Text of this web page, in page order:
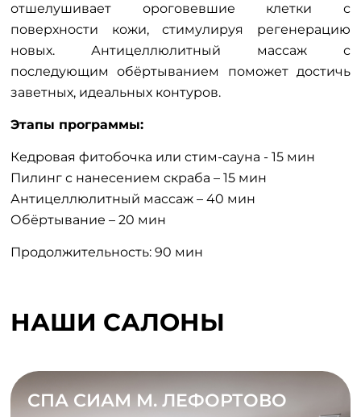
отшелушивает ороговевшие клетки с
поверхности кожи, стимулируя регенерацию
новых. Антицеллюлитный массаж с
последующим обёртыванием поможет достичь
заветных, идеальных контуров.
Этапы программы:
Кедровая фитобочка или стим-сауна - 15 мин
Пилинг с нанесением скраба – 15 мин
Антицеллюлитный массаж – 40 мин
Обёртывание – 20 мин
Продолжительность: 90 мин
НАШИ САЛОНЫ
СПА СИАМ М. ЛЕФОРТОВО